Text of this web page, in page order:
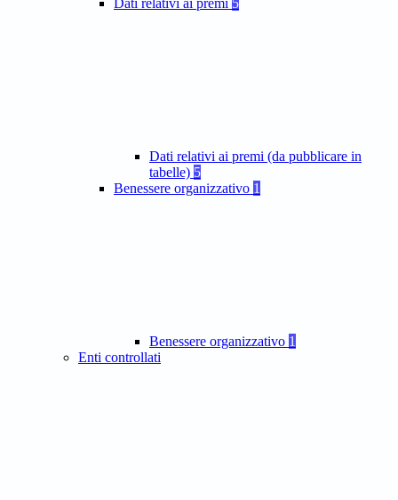
Dati relativi ai premi 5
Dati relativi ai premi (da pubblicare in
tabelle) 5
Benessere organizzativo 1
Benessere organizzativo 1
Enti controllati